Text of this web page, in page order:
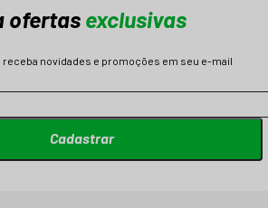
ofertas exclusivas
receba novidades e promoções em seu e-mail
Cadastrar